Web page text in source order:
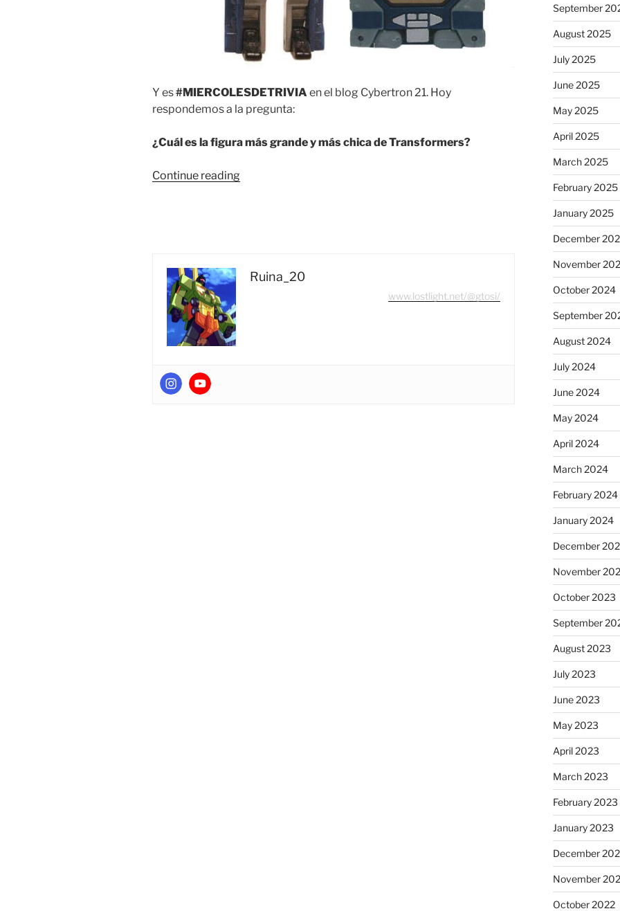
Y es#MIERCOLESDETRIVIA en el blog Cybertron 21. Hoy
respondemos a la pregunta:
¿Cuál es la figura más grande y más chica de Transformers?
Continue reading“Trivia
más
Ruina_20
www.lostlight.net/@gtosi/
September
August 2025
July 2025
June 2025
May 2025
April 2025
March 2025
February 2025
January 2025
December
November
October 2024
September
August 2024
July 2024
June 2024
May 2024
April 2024
March 2024
February 2024
January 2024
December
November
October 2023
September
August 2023
July 2023
June 2023
May 2023
April 2023
March 2023
February 2023
January 2023
December
November
October 2022